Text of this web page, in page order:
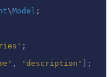
\Model ;
;
, 'description' ];